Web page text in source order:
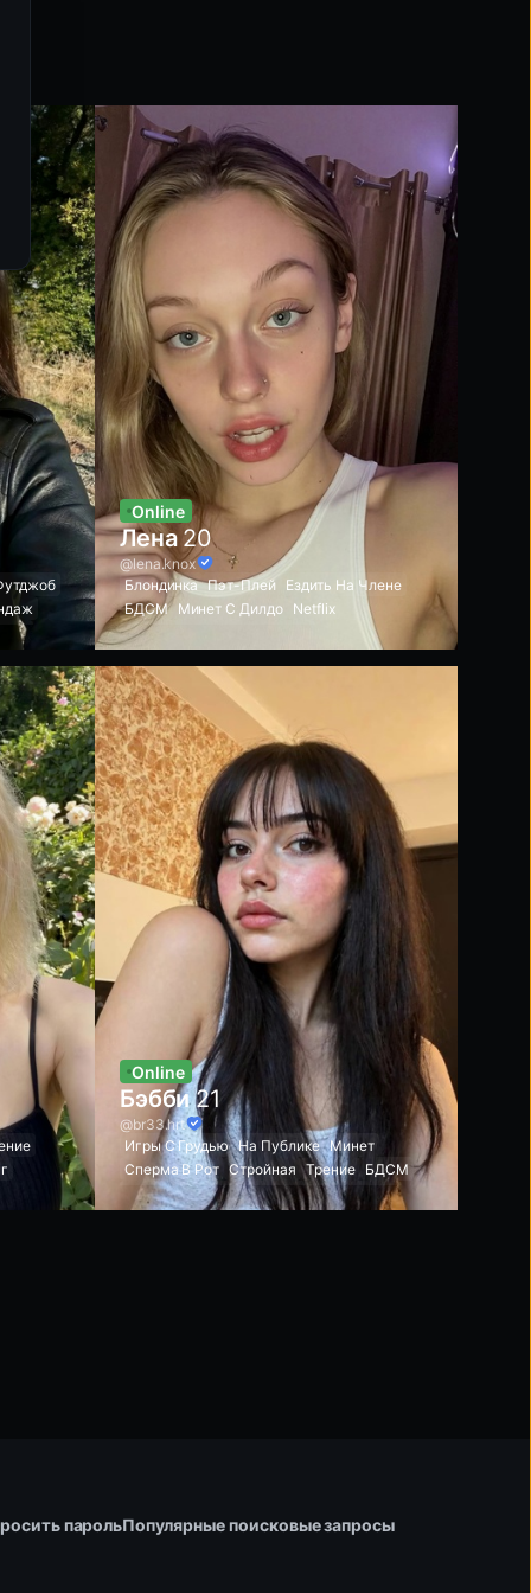
Online
Лена 20
@lena.knox
Блондинка Пэт-Плей
Ездить На Члене
БДСМ
Минет С Дилдо Netflix
Рвотный Рефлекс
Доминирование Игра С Дилдо
Подчинение
Розовая Киска
Шлепки
Игра С Воском
Сосание Сосков
Пирсинг В Носу Красивое Лицо
Лизать Яйца Мокрый Глубокий Минет
Online
Бэбби21
@br33.hrt
Игры С Грудью На Публике Минет
Сперма В Рот Стройная Трение
БДСМ
Каблуки Черные Волосы Подчинение
Розовая Киска Шлепки
парольПопулярные поисковые запросы
Статистика
Помогите нам улучшить сайт, анализируя взаимодействия.
Маркетинг
Включает актуальный контент и специальные предложения.
Узнайте больше в нашейПолитике использования файлов
Сохранить выбор Согласиться со